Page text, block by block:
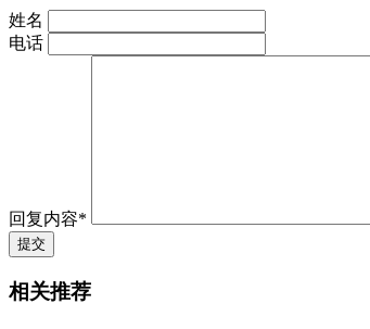
姓名
电话
回复内容*
相关推荐